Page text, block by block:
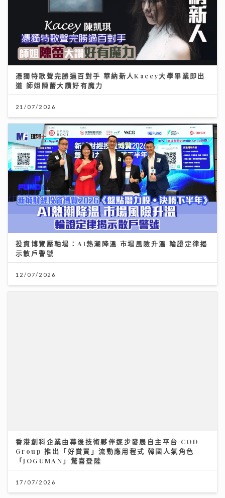
憑獨特歌聲完勝過百對手 華納新人Kacey大學畢業即出
道 師姐陳蕾大讚好有魔力
21/07/2026
投資博覽壓軸場：AI熱潮降溫 市場風險升溫 輪證定律揭
示散戶警號
12/07/2026
香港創科企業由幕後技術夥伴逐步發展自主平台 COD
Group 推出「好賞買」流動應用程式 韓國人氣角色
「JOGUMAN」驚喜登陸
17/07/2026